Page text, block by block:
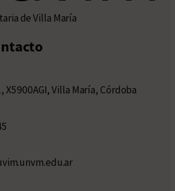
de Villa María
X5900AGI, Villa María, Córdoba